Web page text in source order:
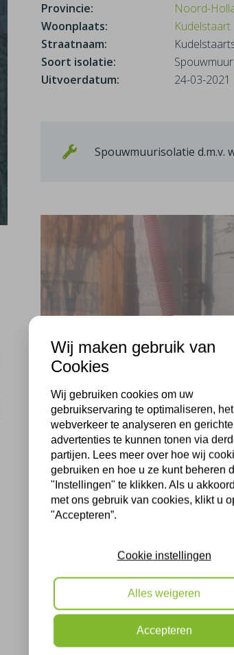
Provincie:
Noord-
Woonplaats:
Kudelstaart
Straatnaam:
Soort isolatie:
Uitvoerdatum:
24-03-2021
Spouwmuurisolatie d.m.v.
Kudelstaart
Kudelstaart, 24-03-2021
Wij maken gebruik van
Cookies
Wij gebruiken cookies om uw
gebruikservaring te optimaliseren, het
webverkeer te analyseren en gerichte
advertenties te kunnen tonen via
partijen. Lees meer over hoe wij
gebruiken en hoe u ze kunt beheren
"Instellingen" te klikken. Als u
met ons gebruik van cookies, klikt u
"Accepteren”.
Cookie instellingen
Alles weigeren
Accepteren